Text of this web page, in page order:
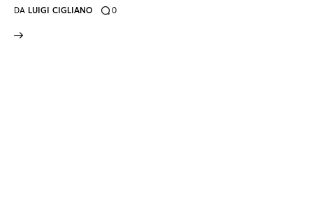
DA LUIGI CIGLIANO 0